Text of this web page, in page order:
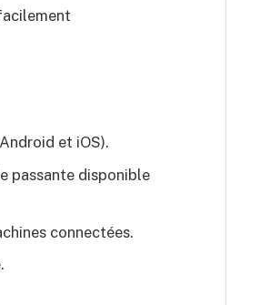
et iOS).
passante disponible
connectées.